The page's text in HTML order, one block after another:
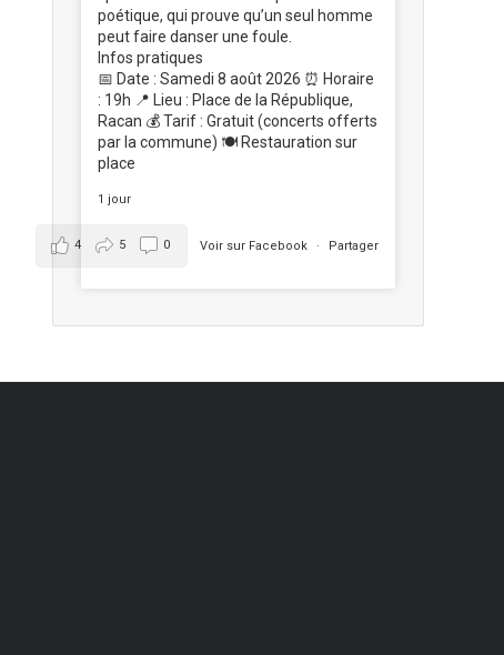
poétique, qui prouve qu’un seul homme
peut faire danser une foule.
Infos pratiques
📅 Date : Samedi 8 août 2026 ⏰ Horaire
: 19h 📍 Lieu : Place de la République,
Racan 💰 Tarif : Gratuit (concerts offerts
par la commune) 🍽️ Restauration sur
place
1 jour
Voir sur Facebook · Partager
4 5 0